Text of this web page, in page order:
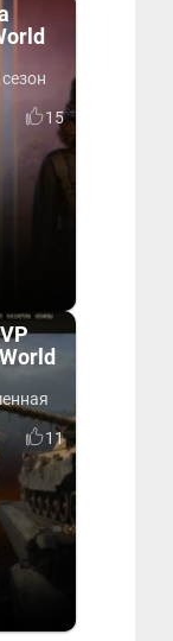
15
11